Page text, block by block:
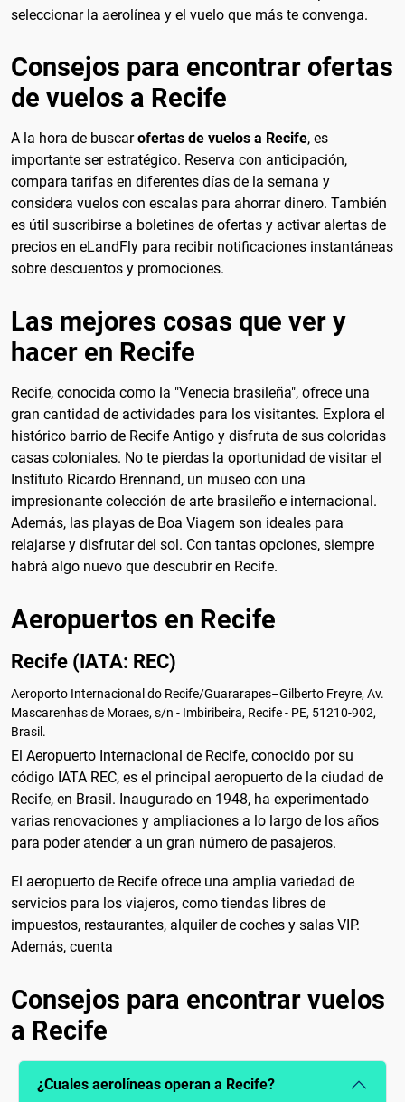
seleccionar la aerolínea y el vuelo que más te convenga.
Consejos para encontrar ofertas
de vuelos a Recife
A la hora de buscarofertas de vuelos a Recife, es
importante ser estratégico. Reserva con anticipación,
compara tarifas en diferentes días de la semana y
considera vuelos con escalas para ahorrar dinero. También
es útil suscribirse a boletines de ofertas y activar alertas de
precios en eLandFly para recibir notificaciones instantáneas
sobre descuentos y promociones.
Las mejores cosas que ver y
hacer en Recife
Recife, conocida como la "Venecia brasileña", ofrece una
gran cantidad de actividades para los visitantes. Explora el
histórico barrio de Recife Antigo y disfruta de sus coloridas
casas coloniales. No te pierdas la oportunidad de visitar el
Instituto Ricardo Brennand, un museo con una
impresionante colección de arte brasileño e internacional.
Además, las playas de Boa Viagem son ideales para
relajarse y disfrutar del sol. Con tantas opciones, siempre
habrá algo nuevo que descubrir en Recife.
Aeropuertos en Recife
Recife (IATA: REC)
Aeroporto Internacional do Recife/Guararapes–Gilberto Freyre, Av.
Mascarenhas de Moraes, s/n - Imbiribeira, Recife - PE, 51210-902,
Brasil.
El Aeropuerto Internacional de Recife, conocido por su
código IATA REC, es el principal aeropuerto de la ciudad de
Recife, en Brasil. Inaugurado en 1948, ha experimentado
varias renovaciones y ampliaciones a lo largo de los años
para poder atender a un gran número de pasajeros.
El aeropuerto de Recife ofrece una amplia variedad de
servicios para los viajeros, como tiendas libres de
impuestos, restaurantes, alquiler de coches y salas VIP.
Además, cuenta
Consejos para encontrar vuelos
a Recife
¿Cuales aerolíneas operan a Recife?